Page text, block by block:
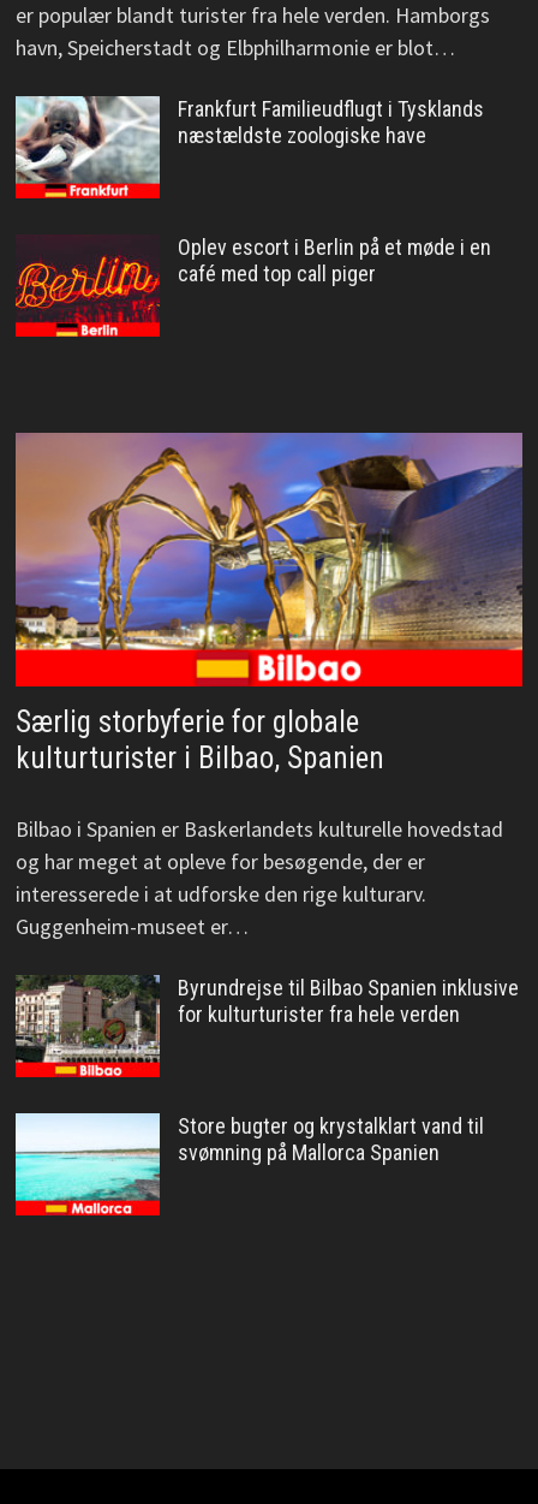
er populær blandt turister fra hele verden. Hamborgs
havn, Speicherstadt og Elbphilharmonie er blot…
Frankfurt Familieudflugt i Tysklands
næstældste zoologiske have
Oplev escort i Berlin på et møde i en
café med top call piger
Særlig storbyferie for globale
kulturturister i Bilbao, Spanien
Bilbao i Spanien er Baskerlandets kulturelle hovedstad
og har meget at opleve for besøgende, der er
interesserede i at udforske den rige kulturarv.
Guggenheim-museet er…
Byrundrejse til Bilbao Spanien inklusive
for kulturturister fra hele verden
Store bugter og krystalklart vand til
svømning på Mallorca Spanien